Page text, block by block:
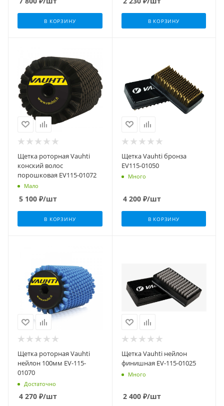
В КОРЗИНУ В КОРЗИНУ
Щетка роторная Vauhti
конский волос
порошковая EV115-01072
Мало
5 100 ₽/шт
В КОРЗИНУ
Щетка Vauhti бронза
EV115-01050
Много
4 200₽/шт
В КОРЗИНУ
Щетка роторная Vauhti
нейлон 100мм EV-115-
01070
Достаточно
4 270 ₽/шт
Щетка Vauhti нейлон
финишная EV-115-01025
Много
2 400₽/шт